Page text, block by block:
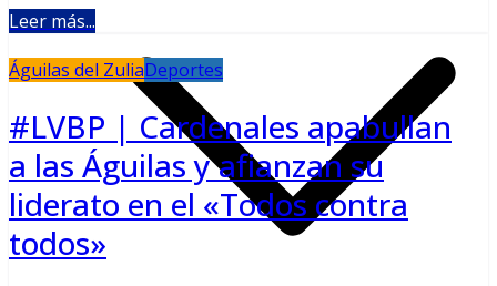
Leer más...
Águilas del ZuliaDeportes
#LVBP | Cardenales apabullan
a las Águilas y afianzan su
liderato en el «Todos contra
todos»